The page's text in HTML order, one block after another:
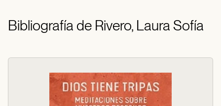
Bibliografía de Rivero, Laura Sofía